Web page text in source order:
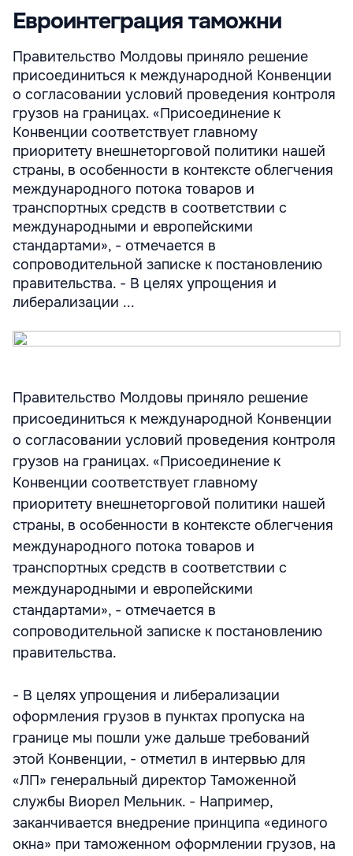
Евроинтеграция таможни
Правительство Молдовы приняло решение
присоединиться к международной Конвенции
о согласовании условий проведения контроля
грузов на границах. «Присоединение к
Конвенции соответствует главному
приоритету внешнеторговой политики нашей
страны, в особенности в контексте облегчения
международного потока товаров и
транспортных средств в соответствии с
международными и европейскими
стандартами», - отмечается в
сопроводительной записке к постановлению
правительства. - В целях упрощения и
либерализации ...
Правительство Молдовы приняло решение
присоединиться к международной Конвенции
о согласовании условий проведения контроля
грузов на границах. «Присоединение к
Конвенции соответствует главному
приоритету внешнеторговой политики нашей
страны, в особенности в контексте облегчения
международного потока товаров и
транспортных средств в соответствии с
международными и европейскими
стандартами», - отмечается в
сопроводительной записке к постановлению
правительства.
- В целях упрощения и либерализации
оформления грузов в пунктах пропуска на
границе мы пошли уже дальше требований
этой Конвенции, - отметил в интервью для
«ЛП» генеральный директор Таможенной
службы Виорел Мельник. - Например,
заканчивается внедрение принципа «единого
окна» при таможенном оформлении грузов, на